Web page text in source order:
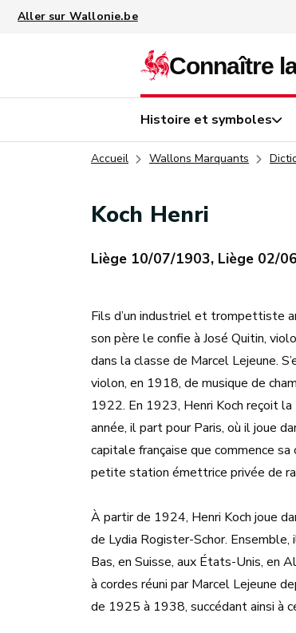
Histoire et symboles
Accueil Wallons Marquants
Koch Henri
Liège 10/07/1903, Liège 02/
Fils d’un industriel et trompettiste
son père le confie à José Quitin,
dans la classe de Marcel Lejeune.
violon, en 1918, de musique de
1922. En 1923, Henri Koch reçoit
année, il part pour Paris, où il joue
capitale française que commence
petite station émettrice privée de
À partir de 1924, Henri Koch joue
de Lydia Rogister-Schor. Ensemble,
Bas, en Suisse, aux États-Unis, en
à cordes réuni par Marcel Lejeune
de 1925 à 1938, succédant ainsi à